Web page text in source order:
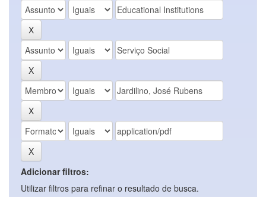
Adicionar filtros:
Utilizar filtros para refinar o resultado de busca.